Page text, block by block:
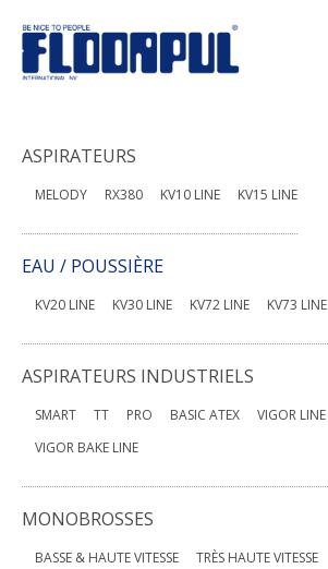
ASPIRATEURS
MELODY RX380 KV10 LINE KV15 LINE
EAU / POUSSIÈRE
KV20 LINE KV30 LINE KV72 LINE KV73 LINE
ASPIRATEURS INDUSTRIELS
SMART TT PRO BASIC ATEX VIGOR LINE
VIGOR BAKE LINE
MONOBROSSES
BASSE & HAUTE VITESSE TRÈS HAUTE VITESSE